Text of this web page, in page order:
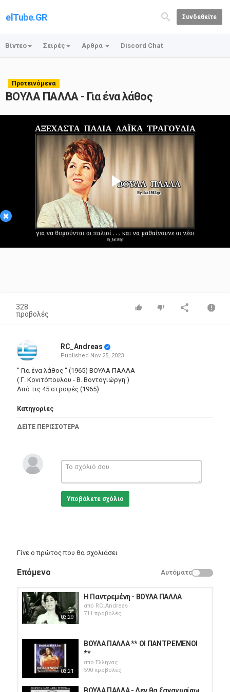
elTube.GR Συνδεθείτε
Βίντεο Σειρές Αρθρα Discord Chat
Προτεινόμενα
ΒΟΥΛΑ ΠΑΛΛΑ - Για ένα λάθος
×
Play
Video
328
προβολές
RC_Andreas
Published Nov 25, 2023
'' Για ένα λάθος '' (1965) ΒΟΥΛΑ ΠΑΛΛΑ
( Γ. Κονιτόπουλου - Β. Βοντογιώργη )
Από τις 45 στροφές (1965)
Κατηγορίες
ΔΕΊΤΕ ΠΕΡΙΣΣΌΤΕΡΑ
Υποβάλετε σχόλιο
Γίνε ο πρώτος που θα σχολιάσει
Επόμενο Αυτόματο
03:29
Η Παντρεμένη - ΒΟΥΛΑ ΠΑΛΛΑ
από RC_Andreas
711 προβολές
03:21
ΒΟΥΛΑ ΠΑΛΛΑ ** ΟΙ ΠΑΝΤΡΕΜΕΝΟΙ
**
απόΈλληνας
590 προβολές
ΒΟΥΛΑ ΠΑΛΛΑ - Δεν θα ξαναγυρίσω